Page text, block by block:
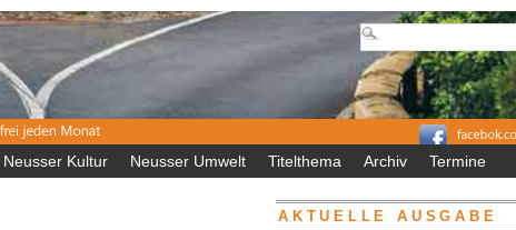
Neusser Kultur Neusser Umwelt Titelthema Archiv Termine
AKTUELLE AUSGABE